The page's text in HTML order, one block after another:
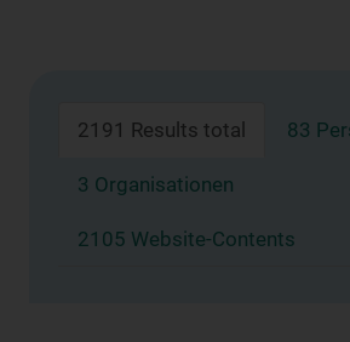
2191 Results total 83
3 Organisationen
2105 Website-Contents